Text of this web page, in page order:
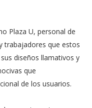
Plaza U, personal de
trabajadores que estos
diseños llamativos y
que
de los usuarios.